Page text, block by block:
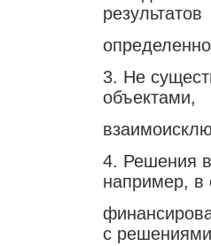
результатов
3. Не
объектами,
4. Решения
например, в
с